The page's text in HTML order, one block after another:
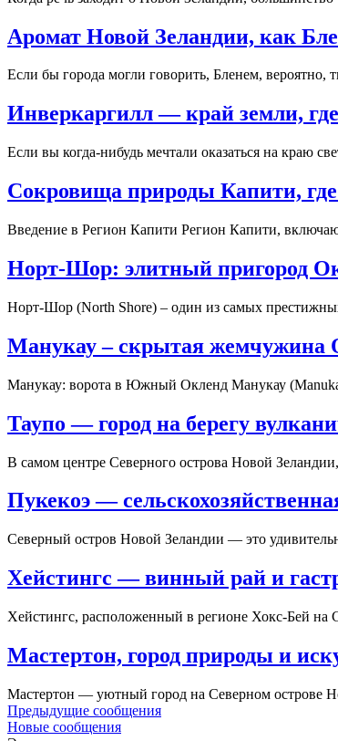
Аромат Новой Зеландии, как
Если бы города могли говорить, Бленем,
Инверкаргилл — край земли,
Если вы когда-нибудь мечтали оказаться на
Сокровища природы Капити,
Введение в Регион Капити Регион Капити,
Норт-Шор: элитный пригород
Норт-Шор (North Shore) – один из самых
Манукау – скрытая жемчужина
Манукау: ворота в Южный Окленд Манукау
Таупо — город на берегу
В самом центре Северного острова Новой
Пукекоэ —
Северный остров Новой Зеландии — это
Хейстингс — винный рай и
Хейстингс, расположенный в регионе Хокс-Бей
Мастертон, город природы и
Мастертон — уютный город на Северном острове
Предыдущие сообщения
Новые сообщения